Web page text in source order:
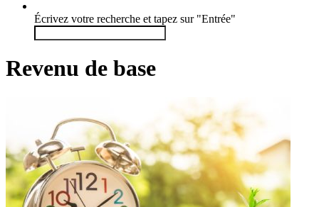
Écrivez votre recherche et tapez sur "Entrée"
Revenu de base